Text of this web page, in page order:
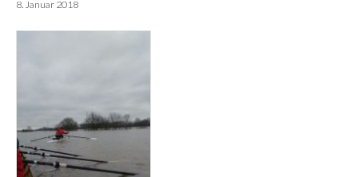
8. Januar 2018